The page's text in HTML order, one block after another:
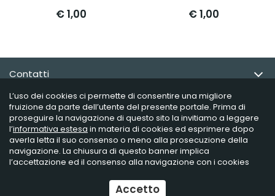
€ 1,00 € 1,00
Contatti
Email Newsletter
Info utili
Raffaelli Editore - P.iva 02181230406
L’uso dei cookies ci permette di consentire una migliore
fruizione da parte dell’utente del presente portale. Prima di
proseguire la navigazione di questo sito la invitiamo a leggere
l’informativa estesa in materia di cookies ed esprimere dopo
averla letta il suo consenso o meno alla prosecuzione della
navigazione. La chiusura di questo banner implica
l’accettazione ed il consenso alla navigazione con i cookies
Accetto